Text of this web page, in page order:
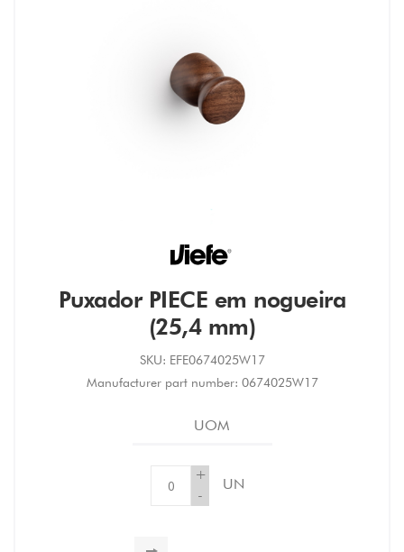
Puxador PIECE em nogueira
(25,4 mm)
SKU: EFE0674025W17
Manufacturer part number: 0674025W17
UOM
+
-
UN